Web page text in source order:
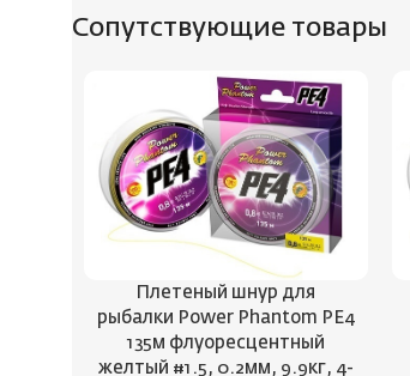
Сопутствующие товары
Плетеный шнур для
рыбалки Power Phantom PE4
135м флуоресцентный
желтый #1.5, 0.2мм, 9.9кг, 4-